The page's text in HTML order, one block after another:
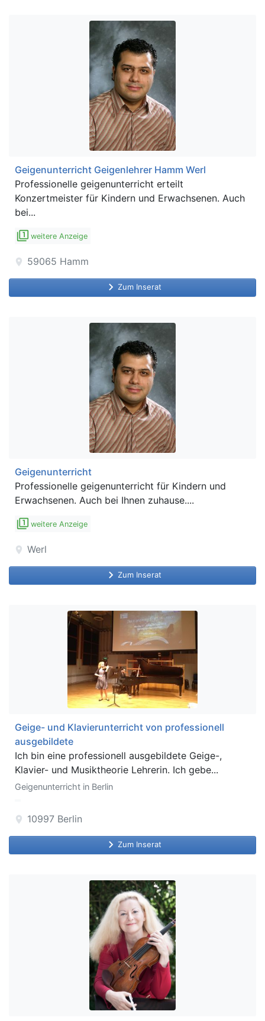
Geigenunterricht Geigenlehrer Hamm Werl
Professionelle geigenunterricht erteilt
Konzertmeister für Kindern und Erwachsenen. Auch
bei...
filter_1 weitere Anzeige
location_on 59065 Hamm
keyboard_arrow_right Zum Inserat
Geigenunterricht
Professionelle geigenunterricht für Kindern und
Erwachsenen. Auch bei Ihnen zuhause....
filter_1 weitere Anzeige
location_on Werl
keyboard_arrow_right Zum Inserat
Geige- und Klavierunterricht von professionell
ausgebildete
Ich bin eine professionell ausgebildete Geige-,
Klavier- und Musiktheorie Lehrerin. Ich gebe...
Geigenunterricht in Berlin
location_on 10997 Berlin
keyboard_arrow_right Zum Inserat